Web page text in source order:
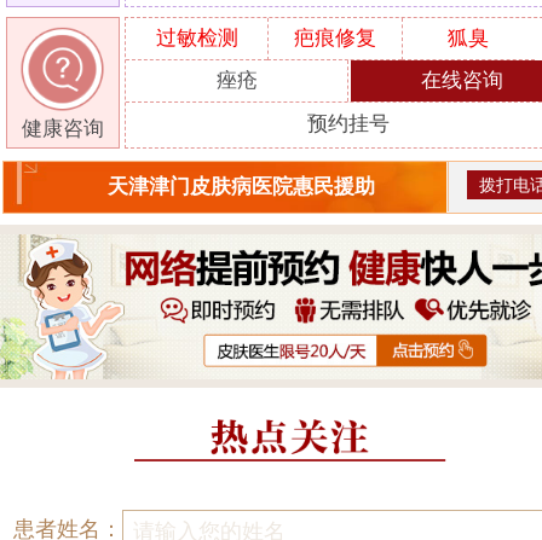
健康咨询
过敏检测 疤痕修复
狐臭
痤疮
在线咨询
预约挂号
天津津门皮肤病医院惠民援助 拨打电
患者姓名：